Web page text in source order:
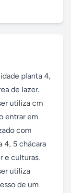
planta 4,
de lazer.
utiliza cm
entrar em
com
4, 5 chácara
e culturas.
utiliza
de um